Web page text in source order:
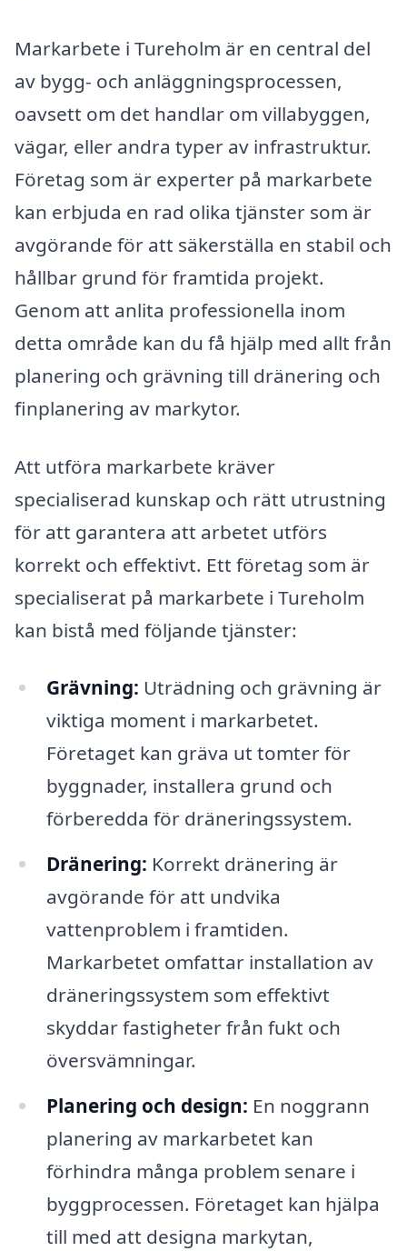
Markarbete i Tureholm är en central del
av bygg- och anläggningsprocessen,
oavsett om det handlar om villabyggen,
vägar, eller andra typer av infrastruktur.
Företag som är experter på markarbete
kan erbjuda en rad olika tjänster som är
avgörande för att säkerställa en stabil och
hållbar grund för framtida projekt.
Genom att anlita professionella inom
detta område kan du få hjälp med allt från
planering och grävning till dränering och
finplanering av markytor.
Att utföra markarbete kräver
specialiserad kunskap och rätt utrustning
för att garantera att arbetet utförs
korrekt och effektivt. Ett företag som är
specialiserat på markarbete i Tureholm
kan bistå med följande tjänster:
Grävning: Uträdning och grävning är
viktiga moment i markarbetet.
Företaget kan gräva ut tomter för
byggnader, installera grund och
förberedda för dräneringssystem.
Dränering: Korrekt dränering är
avgörande för att undvika
vattenproblem i framtiden.
Markarbetet omfattar installation av
dräneringssystem som effektivt
skyddar fastigheter från fukt och
översvämningar.
Planering och design: En noggrann
planering av markarbetet kan
förhindra många problem senare i
byggprocessen. Företaget kan hjälpa
till med att designa markytan,